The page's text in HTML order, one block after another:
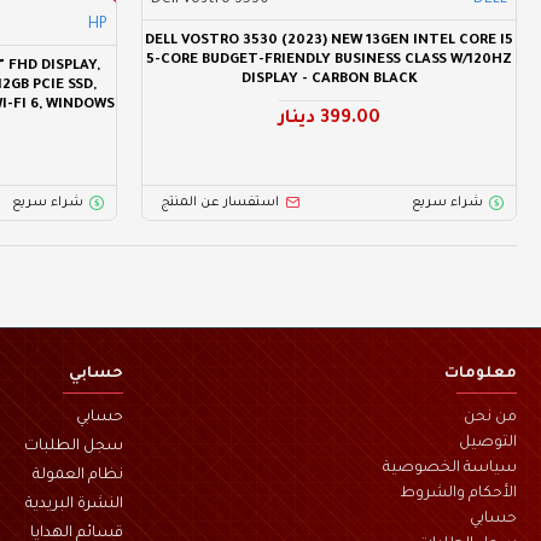
DELL VOSTRO 3530 (2023) NEW 13GEN INTEL CORE I5
5-CORE BUDGET-FRIENDLY BUSINESS CLASS W/120HZ
DISPLAY - CARBON BLACK
399.00 دينار
شراء سريع استفسار عن المنتج
HP
FHD DISPLAY,
PCIE SSD,
FI 6, WINDOWS
شراء سريع
معلومات
من نحن
التوصيل
سياسة الخصوصية
الأحكام والشروط
حسابي
حسابي
حسابي
سجل الطلبات
نظام العمولة
النشرة البريدية
قسائم الهدايا